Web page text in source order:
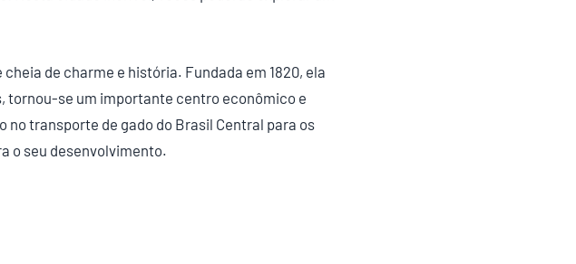
de charme e história. Fundada em 1820, ela
tornou-se um importante centro econômico e
transporte de gado do Brasil Central para os
o seu desenvolvimento.